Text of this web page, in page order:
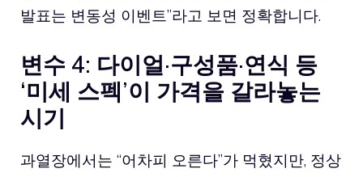
발표는 변동성 이벤트”라고 보면 정확합니다.
변수 4: 다이얼·구성품·연식 등
‘미세 스펙’이 가격을 갈라놓는
시기
과열장에서는 “어차피 오른다”가 먹혔지만, 정상